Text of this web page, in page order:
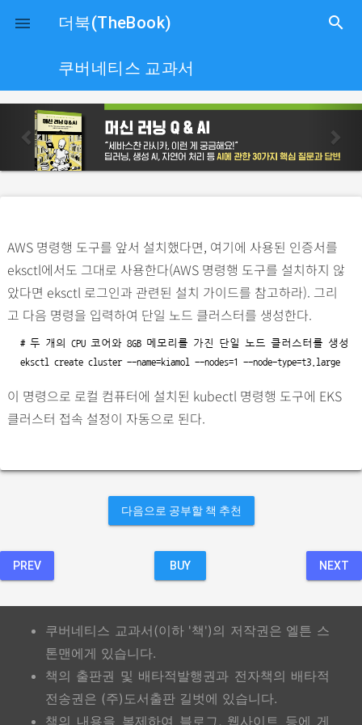
close
 더북(TheBook) search
쿠버네티스 교과서
p
r
e
u
s
n
e
x
AWS 명령행 도구를 앞서 설치했다면, 여기에 사용된 인증서를
eksctl에서도 그대로 사용한다(AWS 명령행 도구를 설치하지 않
았다면 eksctl 로그인과 관련된 설치 가이드를 참고하라). 그리
고 다음 명령을 입력하여 단일 노드 클러스터를 생성한다.
# 두 개의 CPU 코어와 8GB 메모리를 가진 단일 노드 클러스터를 생성
eksctl create cluster --name=kiamol --nodes=1 --node-type=t3.large
이 명령으로 로컬 컴퓨터에 설치된 kubectl 명령행 도구에 EKS
클러스터 접속 설정이 자동으로 된다.
다음으로 공부할 책 추천
PREV BUY NEXT
쿠버네티스 교과서(이하 '책')의 저작권은 엘튼 스
톤맨에게 있습니다.
책의 출판권 및 배타적발행권과 전자책의 배타적
전송권은 (주)도서출판 길벗에 있습니다.
책의 내용을 복제하여 블로그, 웹사이트 등에 게